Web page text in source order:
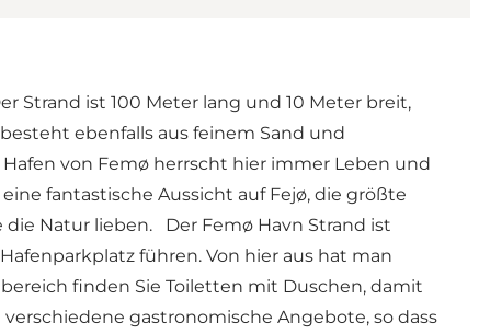
Strand ist 100 Meter lang und 10 Meter breit,
ebenfalls aus feinem Sand und
von Femø herrscht hier immer Leben und
fantastische Aussicht auf Fejø, die größte
die Natur lieben. Der Femø Havn Strand ist
führen. Von hier aus hat man
finden Sie Toiletten mit Duschen, damit
gastronomische Angebote, so dass